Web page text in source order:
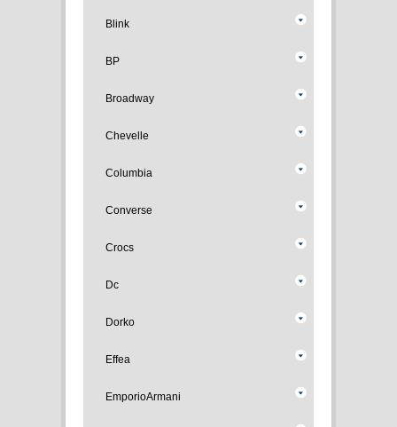
Blink
BP
Broadway
Chevelle
Columbia
Converse
Crocs
Dc
Dorko
Effea
EmporioArmani